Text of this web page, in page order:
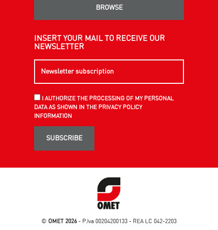
BROWSE
INSERT YOUR MAIL TO RECEIVE OUR
NEWSLETTER
I AUTHORIZE THE PROCESSING OF MY PERSONAL
DATA AS SHOWN IN THE PRIVACY POLICY
INFORMATION
SUBSCRIBE
© OMET 2026 - P.Iva 00204200133 - REA LC 042-2203